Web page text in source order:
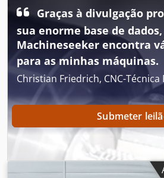
cm Contacte a equipa DPX para
Outras opções e acessórios = Djdpfx
Painel de controlo
Graças à divulgação
sua enorme base de dados,
Machineseeker encontra
para as minhas máquinas.
Christian Friedrich, CNC-Técnica
Submeter